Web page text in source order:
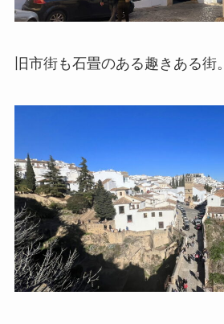
旧市街も石畳のある趣きある街。